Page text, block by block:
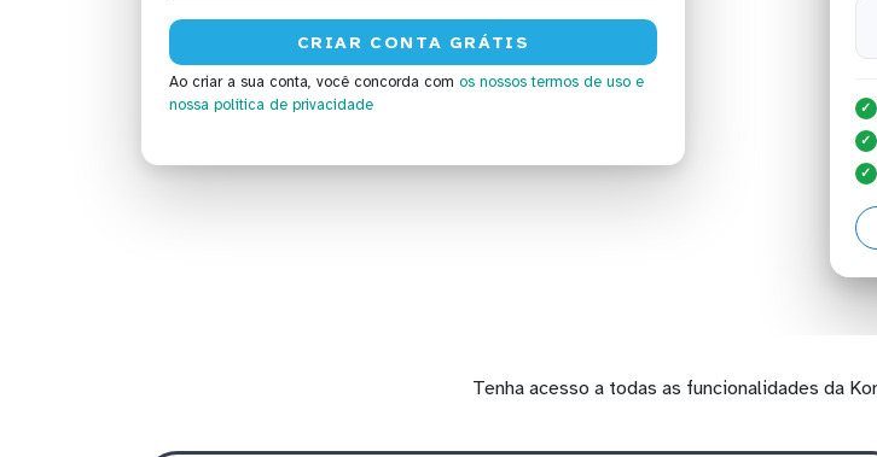
Ao criar a sua conta, você concorda com os nossos termos de uso e
nossa política de privacidade
✓
✓
✓
Tenha acesso a todas as funcionalidades da